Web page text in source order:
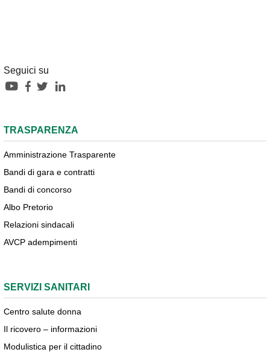
Seguici su
TRASPARENZA
Amministrazione Trasparente
Bandi di gara e contratti
Bandi di concorso
Albo Pretorio
Relazioni sindacali
AVCP adempimenti
SERVIZI SANITARI
Centro salute donna
Il ricovero – informazioni
Modulistica per il cittadino